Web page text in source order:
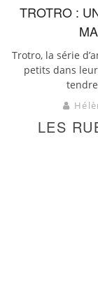
TROTRO :
Trotro, la série
petits dans
LES